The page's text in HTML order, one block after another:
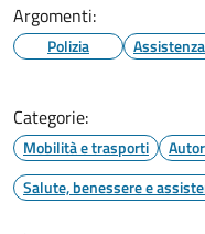
Argomenti:
Polizia
Categorie:
Mobilità e trasporti
Salute, benessere e